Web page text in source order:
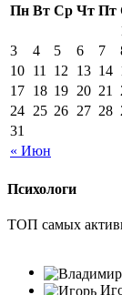
Пн Вт Ср Чт Пт
« Июн
3
4 5 6 7
10 11 12 13 14
17 18 19 20 21
24 25 26 27 28
31
Психологи
ТОП самых